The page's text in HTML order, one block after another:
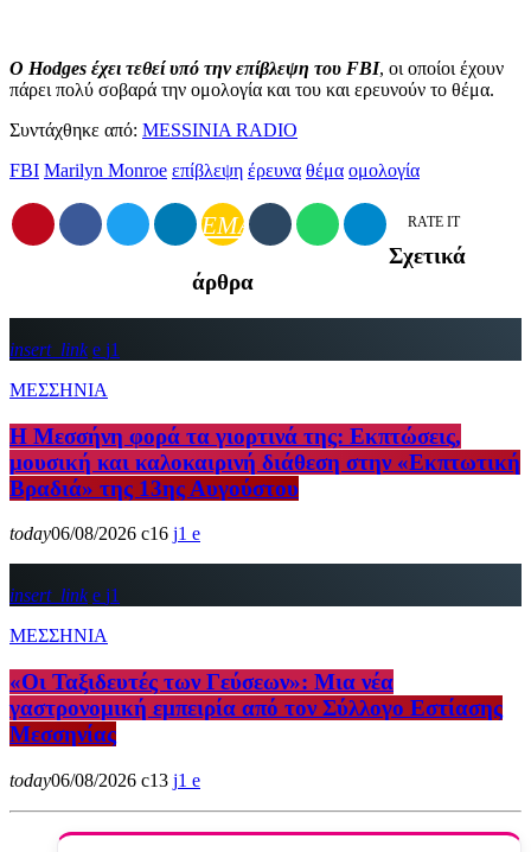
Ο Hodges έχει τεθεί υπό την επίβλεψη του FBI, οι οποίοι έχουν
πάρει πολύ σοβαρά την ομολογία και του και ερευνούν το θέμα.
Συντάχθηκε από: MESSINIA RADIO
FBI Marilyn Monroe επίβλεψη έρευνα θέμα ομολογία
EMAIL RATE IT
Σχετικά
άρθρα
insert_link
1
ΜΕΣΣΗΝΙΑ
Η Μεσσήνη φορά τα γιορτινά της: Εκπτώσεις,
μουσική και καλοκαιρινή διάθεση στην «Εκπτωτική
Βραδιά» της 13ης Αυγούστου
today06/08/2026 16 1
insert_link
1
ΜΕΣΣΗΝΙΑ
«Οι Ταξιδευτές των Γεύσεων»: Μια νέα
γαστρονομική εμπειρία από τον Σύλλογο Εστίασης
Μεσσηνίας
today06/08/2026 13 1